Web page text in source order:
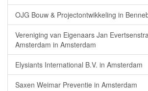
OJG Bouw & Projectontwikkeling in
Vereniging van Eigenaars Jan
Amsterdam in Amsterdam
Elysiants International B.V. in Amsterdam
Saxen Weimar Preventie in Amsterdam